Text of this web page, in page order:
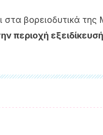
στα βορειοδυτικά της
περιοχή